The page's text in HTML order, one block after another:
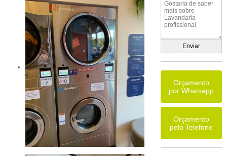
Orçamento
por Whatsapp
Orçamento
pelo Telefone